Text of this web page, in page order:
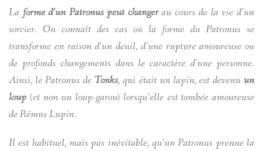
La forme d’un Patronus peut changerau cours de la vie d’un
sorcier. On connaît des cas où la forme du Patronus se
transforme en raison d’un deuil, d’une rupture amoureuse ou
de profonds changements dans le caractère d’une personne.
Ainsi, le Patronus deTonks, qui était un lapin, est devenuun
loup (et non un loup-garou) lorsqu’elle est tombée amoureuse
de Rémus Lupin.
Il est habituel, mais pas inévitable, qu’un Patronus prenne la